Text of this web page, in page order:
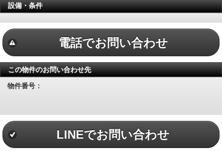
設備・条件
電話でお問い合わせ
この物件のお問い合わせ先
物件番号：
LINEでお問い合わせ